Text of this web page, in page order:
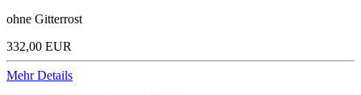
ohne Gitterrost
332,00 EUR
Mehr Details